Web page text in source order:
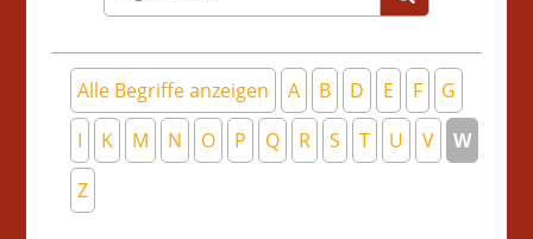
suchen
Alle Begriffe anzeigen A B D E F
G
I
K M N O P Q R S T U V
W
Z